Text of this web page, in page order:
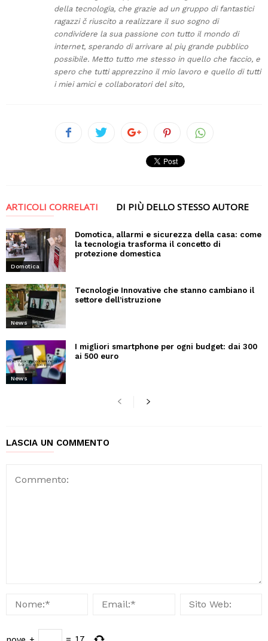
della tecnologia, che grazie ad un gruppo di fantastici
ragazzi č riuscito a realizzare il suo sogno di
condividere la sua passione con tutto il mondo di
internet, sperando di arrivare al pių grande pubblico
possibile. Metto tutto me stesso in quello che faccio, e
spero che tutti apprezzino il mio lavoro e quello di tutti
i miei amici e collaboratori del sito,
ARTICOLI CORRELATI DI PIÙ DELLO STESSO AUTORE
Domotica
Domotica, allarmi e sicurezza della casa: come
la tecnologia trasforma il concetto di
protezione domestica
News
Tecnologie Innovative che stanno cambiano il
settore dell’istruzione
News
I migliori smartphone per ogni budget: dai 300
ai 500 euro
LASCIA UN COMMENTO